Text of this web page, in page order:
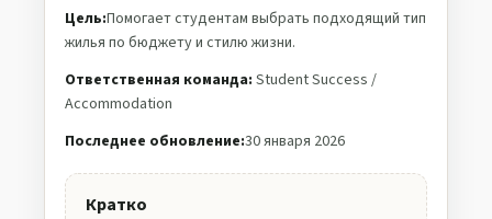
Цель:Помогает студентам выбрать подходящий тип
жилья по бюджету и стилю жизни.
Ответственная команда: Student Success /
Accommodation
Последнее обновление:30 января 2026
Кратко